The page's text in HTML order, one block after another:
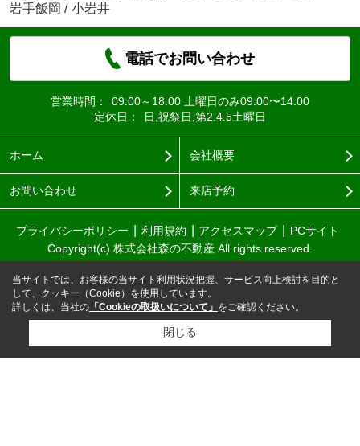
岩手飯岡 / 小岩井
電話でお問い合わせ
営業時間：
09:00～18:00 土曜日のみ09:00〜14:00
定休日：
日,祝祭日,第2.4.5土曜日
ホーム 会社概要
お問い合わせ 来店予約
プライバシーポリシー 利用規約 アクセスマップ
PCサイト
Copyright(c) 株式会社森の不動産 All rights reserved.
当サイトでは、お客様の当サイト利用状況把握、サービス向上検討を目的と
して、クッキー（Cookie）を使用しています。
詳しくは、当社の 「Cookieの取扱いについて」 をご確認ください。
閉じる